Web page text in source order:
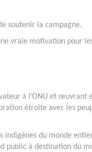
soutenir la campagne.
vraie motivation pour
à l’ONU et œuvrant
étroite avec les
indigènes du monde
public à destination du